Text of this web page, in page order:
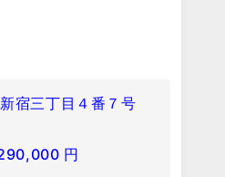
宿三丁目４番７号
円